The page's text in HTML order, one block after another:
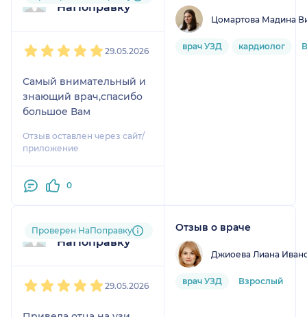
опыте.Берегите себя и
здоровье желаю!
НаПоправку
29.05.2026
Самый внимательный и
знающий врач,спасибо
большое Вам
Отзыв оставлен через сайт/
приложение
0
Цомартова Мадина
врач УЗД кардиолог
Пользователь
НаПоправку
Проверен НаПоправку
29.05.2026
Отзыв о враче
Джиоева Лиана
врач УЗД Взрослый